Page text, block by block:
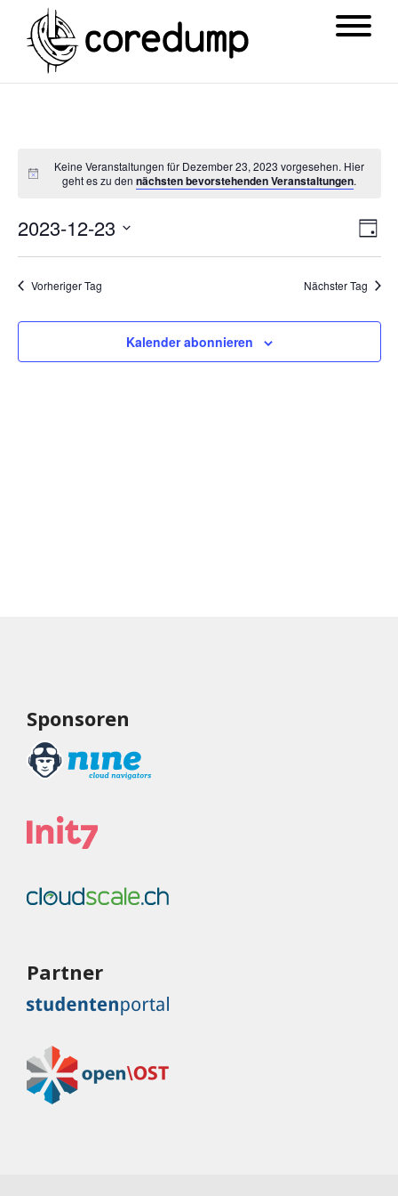
Keine Veranstaltungen für Dezember 23, 2023 vorgesehen. Hier
geht es zu dennächsten bevorstehenden Veranstaltungen.
Tag
2023-12-23
Vorheriger Tag Nächster Tag
Kalender abonnieren
Sponsoren
Partner